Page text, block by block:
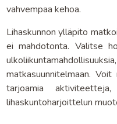
vahvempaa kehoa.
Lihaskunnon ylläpito
ei mahdotonta. Valitse
matkasuunnitelmaan.
tarjoamia
lihaskuntoharjoittelun